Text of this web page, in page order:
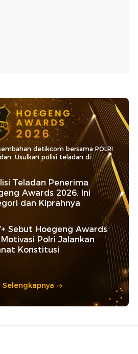
detikcom bersama POLRI
Usulkan polisi teladan di
Teladan Penerima
Awards 2026, Ini
dan Kiprahnya
Sebut Hoegeng Awards
Polri Jalankan
Konstitusi
Selengkapnya